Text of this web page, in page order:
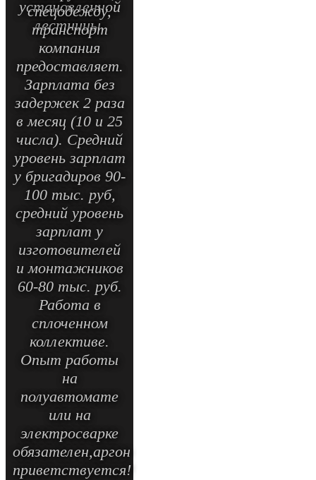
установленной
лестницы.
спецодежду,
транспорт
компания
предоставляет.
Зарплата без
задержек 2 раза
в месяц (10 и 25
числа). Средний
уровень зарплат
у бригадиров 90-
100 тыс. руб,
средний уровень
зарплат у
изготовителей
и монтажников
60-80 тыс. руб.
Работа в
сплоченном
коллективе.
Опыт работы
на
полуавтомате
или на
электросварке
обязателен,аргон
приветствуется!